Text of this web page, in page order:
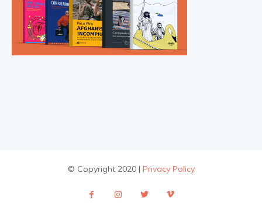
© Copyright 2020 | Privacy Policy